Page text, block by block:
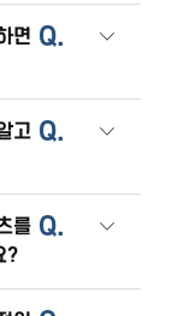
Q.
면
Q.
고
Q.
를
?